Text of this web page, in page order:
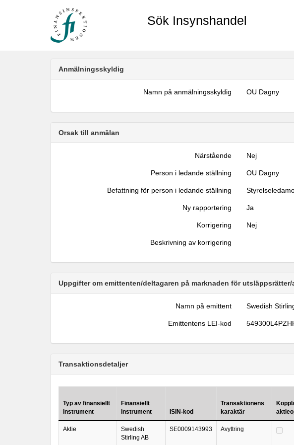
Sök Insynshandel
Anmälningsskyldig
Namn på anmälningsskyldig OU Dagny
Orsak till anmälan
Närstående Nej
Person i ledande ställning OU Dagny
Befattning för person i ledande ställning
Ny rapportering Ja
Korrigering Nej
Beskrivning av korrigering
Uppgifter om emittenten/deltagaren på marknaden för
Namn på emittent Swedish
Emittentens LEI-kod
Transaktionsdetaljer
Typ av finansiellt
instrument
Finansiellt
instrument
ISIN-kod
Transaktionens
karaktär
Aktie
Swedish
Stirling AB
SE0009143993 Avyttring